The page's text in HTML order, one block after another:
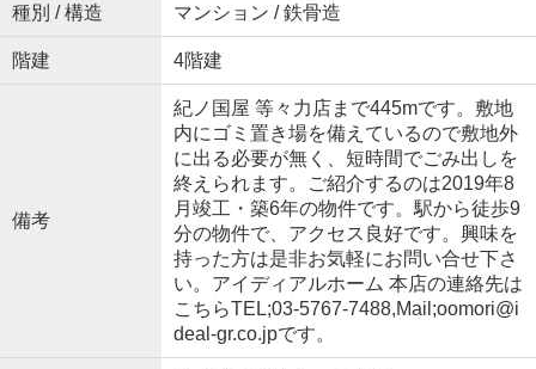
種別 / 構造 マンション / 鉄骨造
階建 4階建
備考
紀ノ国屋 等々力店まで445mです。敷地
内にゴミ置き場を備えているので敷地外
に出る必要が無く、短時間でごみ出しを
終えられます。ご紹介するのは2019年8
月竣工・築6年の物件です。駅から徒歩9
分の物件で、アクセス良好です。興味を
持った方は是非お気軽にお問い合せ下さ
い。アイディアルホーム 本店の連絡先は
こちらTEL;03-5767-7488,Mail;oomori@i
deal-gr.co.jpです。